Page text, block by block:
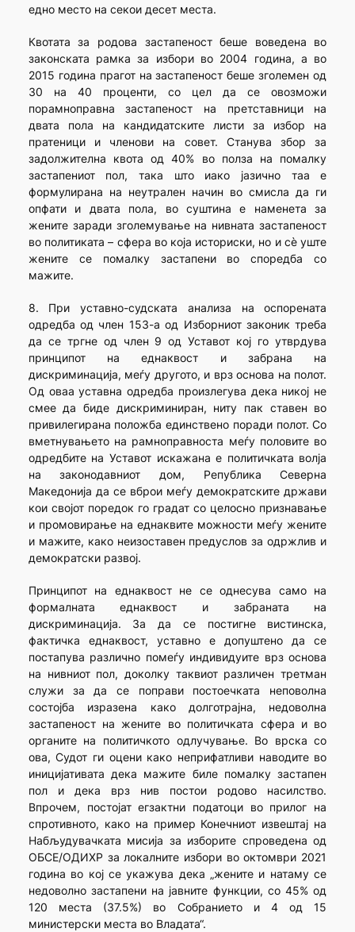
едно место на секои десет места.
Квотата за родова застапеност беше воведена во
законската рамка за избори во 2004 година, а во
2015 година прагот на застапеност беше зголемен од
30 на 40 проценти, со цел да се овозможи
порамноправна застапеност на претставници на
двата пола на кандидатските листи за избор на
пратеници и членови на совет. Станува збор за
задолжителна квота од 40% во полза на помалку
застапениот пол, така што иако јазично таа е
формулирана на неутрален начин во смисла да ги
опфати и двата пола, во суштина е наменета за
жените заради зголемување на нивната застапеност
во политиката – сфера во која историски, но и сѐ уште
жените се помалку застапени во споредба со
мажите.
8. При уставно-судската анализа на оспорената
одредба од член 153-а од Изборниот законик треба
да се тргне од член 9 од Уставот кој го утврдува
принципот на еднаквост и забрана на
дискриминација, меѓу другото, и врз основа на полот.
Од оваа уставна одредба произлегува дека никој не
смее да биде дискриминиран, ниту пак ставен во
привилегирана положба единствено поради полот. Со
вметнувањето на рамноправноста меѓу половите во
одредбите на Уставот искажана е политичката волја
на законодавниот дом, Република Северна
Македонија да се вброи меѓу демократските држави
кои својот поредок го градат со целосно признавање
и промовирање на еднаквите можности меѓу жените
и мажите, како неизоставен предуслов за одржлив и
демократски развој.
Принципот на еднаквост не се однесува само на
формалната еднаквост и забраната на
дискриминација. За да се постигне вистинска,
фактичка еднаквост, уставно е допуштено да се
постапува различно помеѓу индивидуите врз основа
на нивниот пол, доколку таквиот различен третман
служи за да се поправи постоечката неповолна
состојба изразена како долготрајна, недоволна
застапеност на жените во политичката сфера и во
органите на политичкото одлучување. Во врска со
ова, Судот ги оцени како неприфатливи наводите во
иницијативата дека мажите биле помалку застапен
пол и дека врз нив постои родово насилство.
Впрочем, постојат егзактни податоци во прилог на
спротивното, како на пример Конечниот извештај на
Набљудувачката мисија за изборите спроведена од
ОБСЕ/ОДИХР за локалните избори во октомври 2021
година во кој се укажува дека „жените и натаму се
недоволно застапени на јавните функции, со 45% од
120 места (37.5%) во Собранието и 4 од 15
министерски места во Владата“.